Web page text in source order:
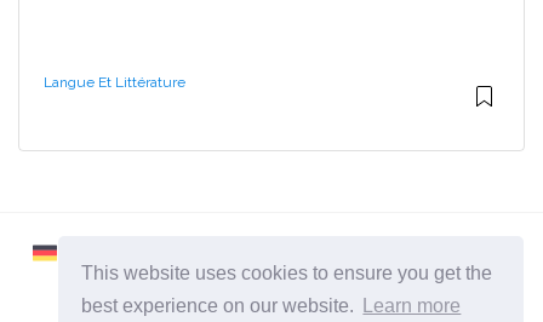
This website uses cookies to ensure you get the
best experience on our website.
Learn more
Langue Et Littérature